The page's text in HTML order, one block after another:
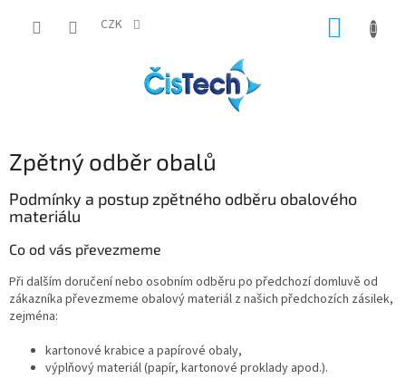
CZK
Zpětný odběr obalů
Podmínky a postup zpětného odběru obalového
materiálu
Co od vás převezmeme
Při dalším doručení nebo osobním odběru po předchozí domluvě od
zákazníka převezmeme obalový materiál z našich předchozích zásilek,
zejména:
kartonové krabice a papírové obaly,
výplňový materiál (papír, kartonové proklady apod.).